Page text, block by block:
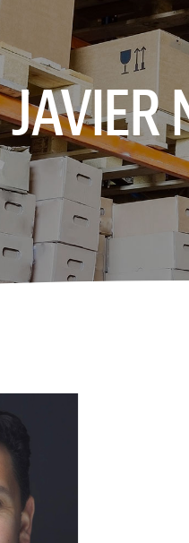
JAVIER